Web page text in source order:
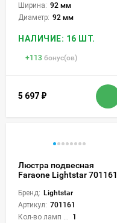
Ширина: 92 мм
Диаметр: 92 мм
НАЛИЧИЕ: 16 ШТ.
+113 бонус(ов)
5 697 ₽
Люстра подвесная
Faraone Lightstar 701161
Бренд: Lightstar
Артикул: 701161
1